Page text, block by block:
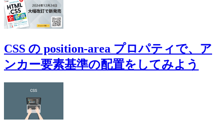
CSS の position-area プロパティで、ア
ンカー要素基準の配置をしてみよう